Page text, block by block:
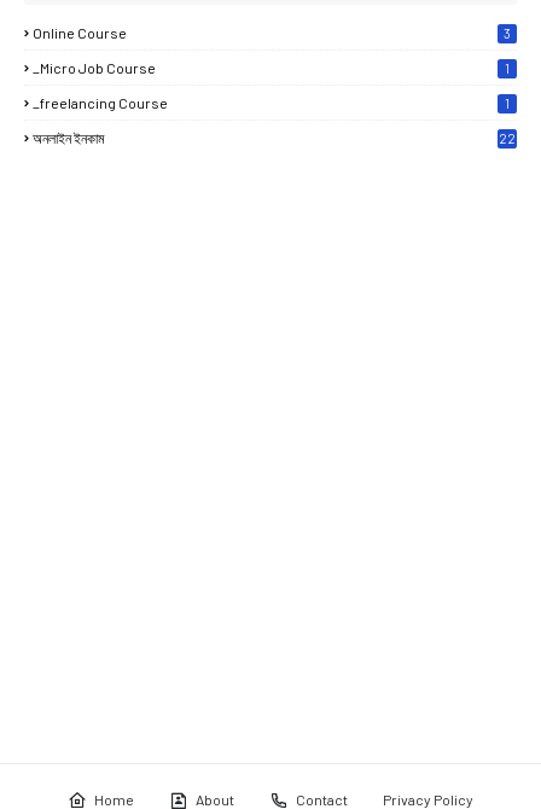
Online Course 3
_Micro Job Course 1
_freelancing Course 1
অনলাইন ইনকাম
22
Home About Contact
Privacy Policy